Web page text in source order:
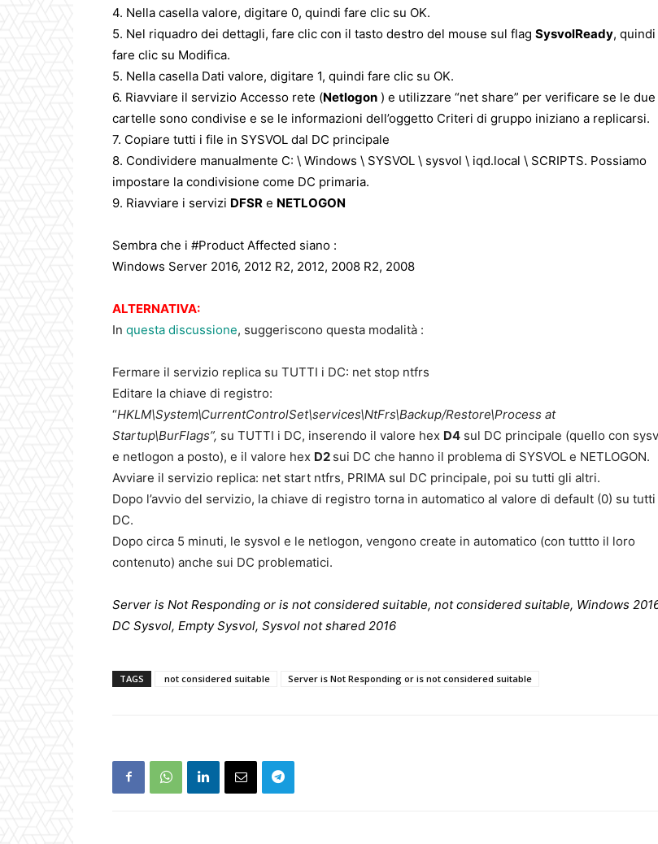
4. Nella casella valore, digitare 0, quindi fare clic su OK.
5. Nel riquadro dei dettagli, fare clic con il tasto destro del mouse sul flag SysvolReady, quindi
fare clic su Modifica.
5. Nella casella Dati valore, digitare 1, quindi fare clic su OK.
6. Riavviare il servizio Accesso rete (Netlogon ) e utilizzare “net share” per verificare se le due
cartelle sono condivise e se le informazioni dell’oggetto Criteri di gruppo iniziano a replicarsi.
7. Copiare tutti i file in SYSVOL dal DC principale
8. Condividere manualmente C: \ Windows \ SYSVOL \ sysvol \ iqd.local \ SCRIPTS. Possiamo
impostare la condivisione come DC primaria.
9. Riavviare i servizi DFSR e NETLOGON
Sembra che i #Product Affected siano :
Windows Server 2016, 2012 R2, 2012, 2008 R2, 2008
ALTERNATIVA:
In questa discussione, suggeriscono questa modalità :
Fermare il servizio replica su TUTTI i DC: net stop ntfrs
Editare la chiave di registro:
“HKLM\System\CurrentControlSet\services\NtFrs\Backup/Restore\Process at
Startup\BurFlags”, su TUTTI i DC, inserendo il valore hex D4 sul DC principale (quello con
e netlogon a posto), e il valore hex D2 sui DC che hanno il problema di SYSVOL e NETLOGON.
Avviare il servizio replica: net start ntfrs, PRIMA sul DC principale, poi su tutti gli altri.
Dopo l’avvio del servizio, la chiave di registro torna in automatico al valore di default (0) su tutti
DC.
Dopo circa 5 minuti, le sysvol e le netlogon, vengono create in automatico (con tuttto il loro
contenuto) anche sui DC problematici.
Server is Not Responding or is not considered suitable, not considered suitable, Windows
DC Sysvol, Empty Sysvol, Sysvol not shared 2016
TAGS not considered suitable Server is Not Responding or is not considered suitable